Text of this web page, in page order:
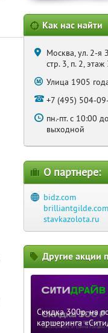
Как нас найти
Москва, ул. 2-я
стр. 3, п. 2,
Улица 1905
+7 (495) 504-
пн.-пт. с 10:00
выходной
О партнере:
bidz.com
brilliantgilde.com
stavkazolota.ru
Другие акции
Скидка 300р. на
каршеринга